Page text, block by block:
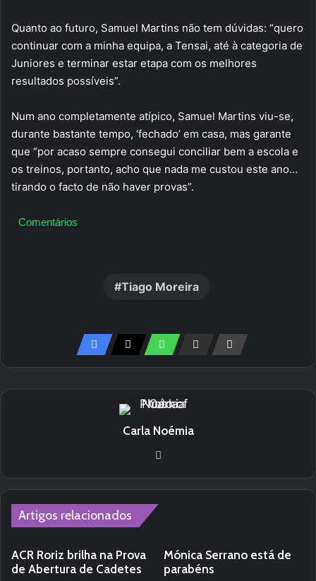
Quanto ao futuro, Samuel Martins não tem dúvidas: “quero
continuar com a minha equipa, a Tensai, até à categoria de
Juniores e terminar estar etapa com os melhores
resultados possíveis”.
Num ano completamente atípico, Samuel Martins viu-se,
durante bastante tempo, ‘fechado’ em casa, mas garante
que “por acaso sempre consegui conciliar bem a escola e
os treinos, portanto, acho que nada me custou este ano…
tirando o facto de não haver provas”.
Comentários
Tiago Moreira
Carla Noémia
Artigos relacionados
ACR Roriz brilha na Prova
de Abertura de Cadetes
Mónica Serrano está de
parabéns